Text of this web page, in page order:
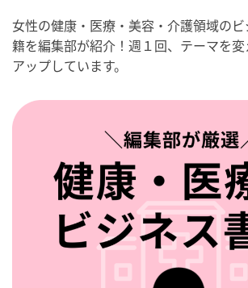
女性の健康・医療・美容・介護領域の
籍を編集部が紹介！週１回、テーマを
アップしています。